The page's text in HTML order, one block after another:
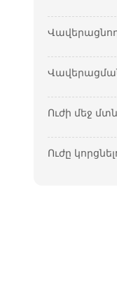
Ուժի մեջ
Ուժը